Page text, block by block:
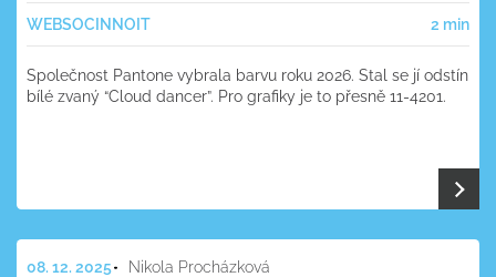
WEBSOC INNOIT 2 min
Společnost Pantone vybrala barvu roku 2026. Stal se jí odstín
bílé zvaný “Cloud dancer”. Pro grafiky je to přesně 11-4201.
08. 12. 2025 Nikola Procházková